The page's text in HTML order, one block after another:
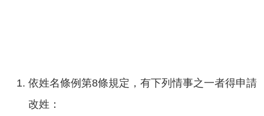
依姓名條例第8條規定，有下列情事之一者得申請
改姓：